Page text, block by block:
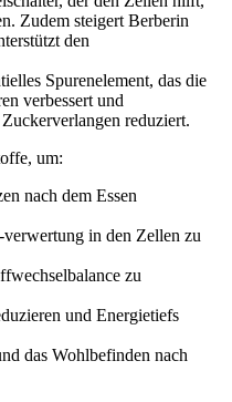
Zudem steigert Berberin
den
Spurenelement, das die
verbessert und
reduziert.
um:
nach dem Essen
in den Zellen zu
zu
und Energietiefs
das Wohlbefinden nach